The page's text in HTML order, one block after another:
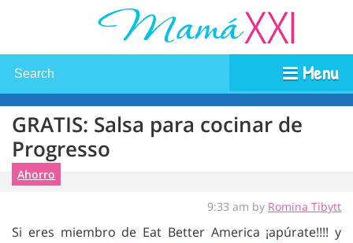
Menu
GRATIS: Salsa para cocinar de
Progresso
Ahorro
9:33 am by Romina Tibytt
Si eres miembro de Eat Better America ¡apúrate!!!! y